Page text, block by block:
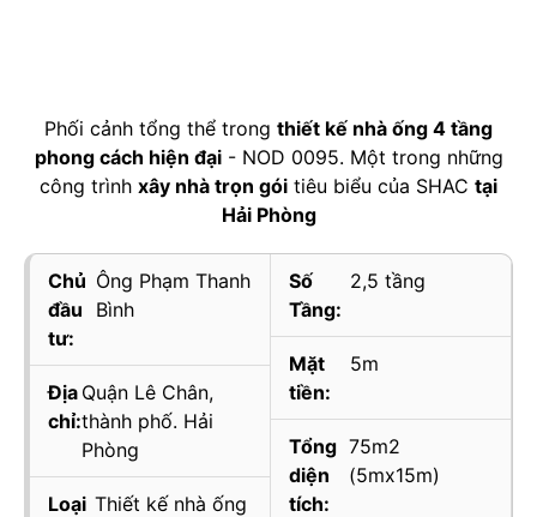
Phối cảnh tổng thể trong thiết kế nhà ống 4 tầng
phong cách hiện đại- NOD 0095. Một trong những
công trình xây nhà trọn gói tiêu biểu của SHAC tại
Hải Phòng
Chủ
đầu
tư:
Ông Phạm Thanh
Bình
Địa
chỉ:
Quận Lê Chân,
thành phố. Hải
Phòng
Loại Thiết kế nhà ống
Số
Tầng:
2,5 tầng
Mặt
tiền:
5m
Tổng
diện
tích:
75m2
(5mx15m)